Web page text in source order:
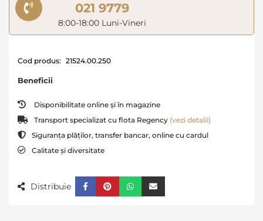
021 9779
8:00-18:00 Luni-Vineri
Cod produs: 21524.00.250
Beneficii
Disponibilitate online și în magazine
Transport specializat cu flota Regency (vezi detalii)
Siguranța plăților, transfer bancar, online cu cardul
Calitate și diversitate
Distribuie